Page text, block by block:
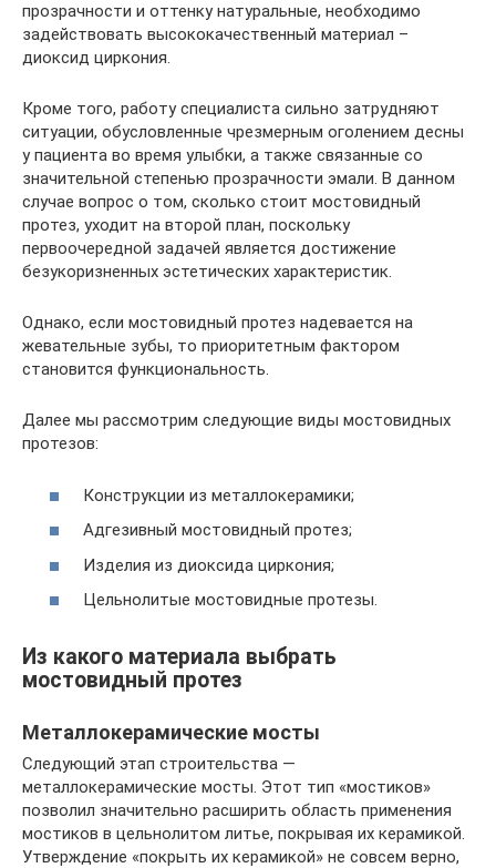
прозрачности и оттенку натуральные, необходимо
задействовать высококачественный материал –
диоксид циркония.
Кроме того, работу специалиста сильно затрудняют
ситуации, обусловленные чрезмерным оголением десны
у пациента во время улыбки, а также связанные со
значительной степенью прозрачности эмали. В данном
случае вопрос о том, сколько стоит мостовидный
протез, уходит на второй план, поскольку
первоочередной задачей является достижение
безукоризненных эстетических характеристик.
Однако, если мостовидный протез надевается на
жевательные зубы, то приоритетным фактором
становится функциональность.
Далее мы рассмотрим следующие виды мостовидных
протезов:
Конструкции из металлокерамики;
Адгезивный мостовидный протез;
Изделия из диоксида циркония;
Цельнолитые мостовидные протезы.
Из какого материала выбрать
мостовидный протез
Металлокерамические мосты
Следующий этап строительства —
металлокерамические мосты. Этот тип «мостиков»
позволил значительно расширить область применения
мостиков в цельнолитом литье, покрывая их керамикой.
Утверждение «покрыть их керамикой» не совсем верно,